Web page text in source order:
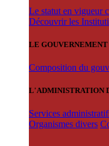
Le statut en vigueur
Découvrir les
LE GOUVERNEMENT
Composition du
L'ADMINISTRATION
Services
Organismes divers